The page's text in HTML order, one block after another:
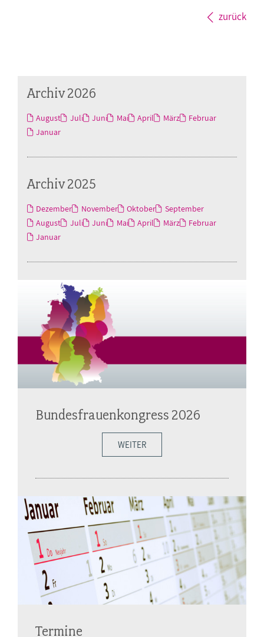
zurück
Archiv 2026
August Juli Juni Mai April März
Februar
Januar
Archiv 2025
Dezember November Oktober
September
August
Juli Juni Mai April März
Februar
Januar
Bundesfrauenkongress 2026
WEITER
Termine